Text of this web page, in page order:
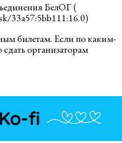
БелОГ (
33a57:5bb111:16.0)
билетам. Если по каким-
организаторам